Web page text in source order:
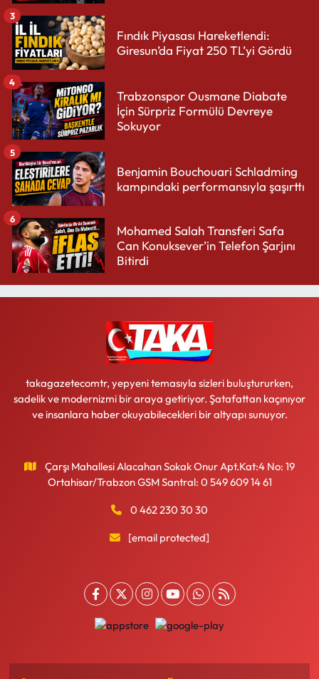
Fındık Piyasası Hareketlendi:
Giresun’da Fiyat 250 TL’yi Gördü
3
Trabzonspor Ousmane Diabate
İçin Sürpriz Formülü Devreye
Sokuyor
4
Benjamin Bouchouari Schladming
kampındaki performansıyla şaşırttı
5
Mohamed Salah Transferi Safa
Can Konuksever’in Telefon Şarjını
Bitirdi
6
takagazetecomtr, yepyeni temasıyla sizleri buluştururken,
sadelik ve modernizmi bir araya getiriyor. Şatafattan kaçınıyor
ve insanlara haber okuyabilecekleri bir altyapı sunuyor.
Çarşı Mahallesi Alacahan Sokak Onur Apt.Kat:4 No: 19
Ortahisar/Trabzon GSM Santral: 0 549 609 14 61
0 462 230 30 30
[email protected]